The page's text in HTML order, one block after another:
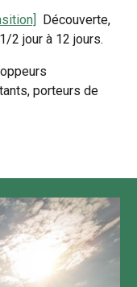
Découverte,
2 jour à 12 jours.
porteurs de